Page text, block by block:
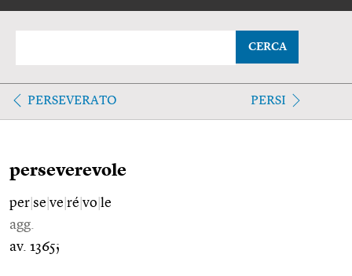
CERCA
PERSEVERATO PERSI
perseverevole
per se ve ré vo le
agg.
av. 1365;